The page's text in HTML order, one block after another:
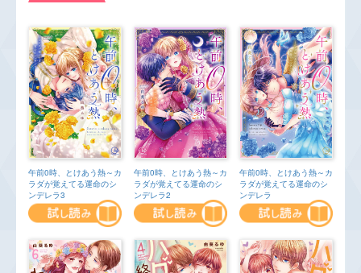
午前0時、とけあう熱～カ
ラダが覚えてる運命のシ
ンデレラ3
午前0時、とけあう熱～カ
ラダが覚えてる運命のシ
ンデレラ2
午前0時、とけあう熱～カ
ラダが覚えてる運命のシ
ンデレラ